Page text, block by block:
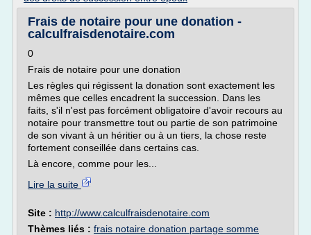
Frais de notaire pour une donation -
calculfraisdenotaire.com
0
Frais de notaire pour une donation
Les règles qui régissent la donation sont exactement les
mêmes que celles encadrent la succession. Dans les
faits, s'il n'est pas forcément obligatoire d'avoir recours au
notaire pour transmettre tout ou partie de son patrimoine
de son vivant à un héritier ou à un tiers, la chose reste
fortement conseillée dans certains cas.
Là encore, comme pour les...
Lire la suite
Site : http://www.calculfraisdenotaire.com
Thèmes liés : frais notaire donation partage somme